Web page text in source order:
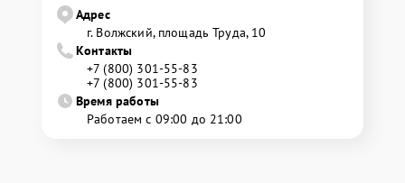
Адрес
г. Волжский, площадь Труда, 10
Контакты
+7 (800) 301-55-83
+7 (800) 301-55-83
Время работы
Работаем с 09:00 до 21:00